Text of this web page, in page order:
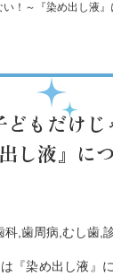
！～『染め出し液』
どもだけじ
出し液』に
科 歯周病 むし歯
『染め出し液』